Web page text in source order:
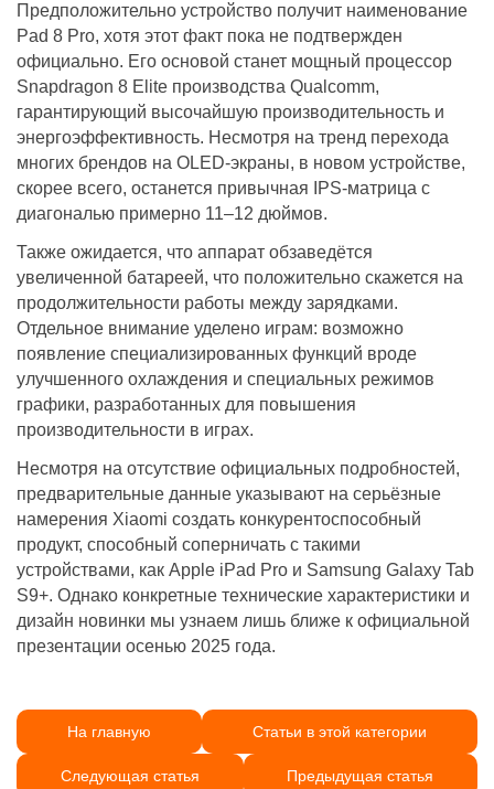
Предположительно устройство получит наименование
Pad 8 Pro, хотя этот факт пока не подтвержден
официально. Его основой станет мощный процессор
Snapdragon 8 Elite производства Qualcomm,
гарантирующий высочайшую производительность и
энергоэффективность. Несмотря на тренд перехода
многих брендов на OLED-экраны, в новом устройстве,
скорее всего, останется привычная IPS-матрица с
диагональю примерно 11–12 дюймов.
Также ожидается, что аппарат обзаведётся
увеличенной батареей, что положительно скажется на
продолжительности работы между зарядками.
Отдельное внимание уделено играм: возможно
появление специализированных функций вроде
улучшенного охлаждения и специальных режимов
графики, разработанных для повышения
производительности в играх.
Несмотря на отсутствие официальных подробностей,
предварительные данные указывают на серьёзные
намерения Xiaomi создать конкурентоспособный
продукт, способный соперничать с такими
устройствами, как Apple iPad Pro и Samsung Galaxy Tab
S9+. Однако конкретные технические характеристики и
дизайн новинки мы узнаем лишь ближе к официальной
презентации осенью 2025 года.
На главную Статьи в этой категории
Следующая статья Предыдущая статья